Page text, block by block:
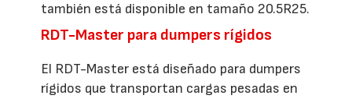
también está disponible en tamaño 20.5R25.
RDT-Master para dumpers rígidos
El RDT-Master está diseñado para dumpers
rígidos que transportan cargas pesadas en